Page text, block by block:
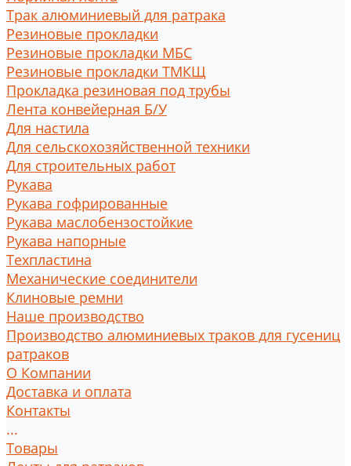
Трак алюминиевый для ратрака
Резиновые прокладки
Резиновые прокладки МБС
Резиновые прокладки ТМКЩ
Прокладка резиновая под трубы
Лента конвейерная Б/У
Для настила
Для сельскохозяйственной техники
Для строительных работ
Рукава
Рукава гофрированные
Рукава маслобензостойкие
Рукава напорные
Техпластина
Механические соединители
Клиновые ремни
Наше производство
Производство алюминиевых траков для гусениц
ратраков
О Компании
Доставка и оплата
Контакты
...
Товары